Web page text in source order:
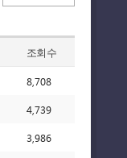
조회수
8,708
4,739
3,986